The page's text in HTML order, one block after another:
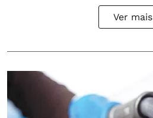
Ver mais